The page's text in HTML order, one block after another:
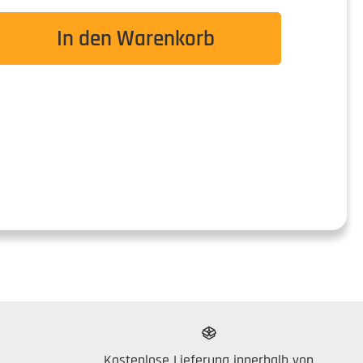
Wert ein oder benutze die
In den Warenkorb